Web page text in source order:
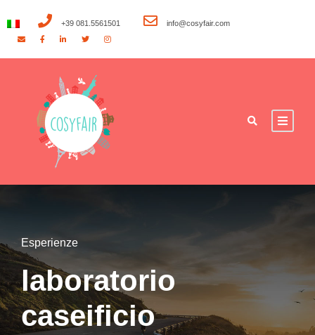
+39 081.5561501 info@cosyfair.com
Esperienze
laboratorio
caseificio